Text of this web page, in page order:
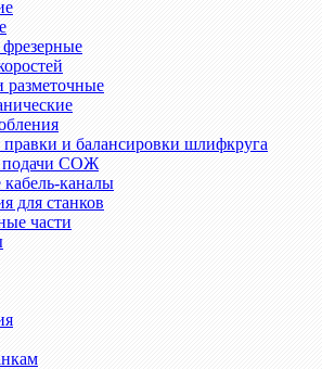
и балансировки шлифкруга
подачи СОЖ
каналы
для станков
части